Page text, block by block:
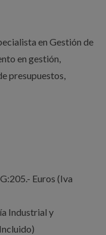
en Gestión de
en gestión,
presupuestos,
Euros (Iva
Industrial y